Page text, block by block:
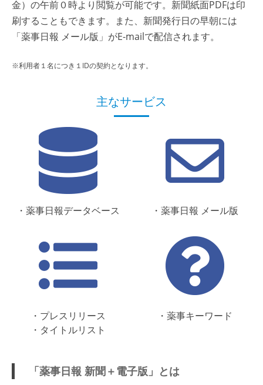
金）の午前０時より閲覧が可能です。新聞紙面PDFは印
刷することもできます。また、新聞発行日の早朝には
「薬事日報 メール版」がE-mailで配信されます。
※利用者１名につき１IDの契約となります。
主なサービス
・薬事日報データベース ・薬事日報 メール版
・プレスリリース
・タイトルリスト
・薬事キーワード
「薬事日報 新聞＋電子版」とは